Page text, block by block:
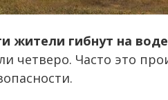
жители гибнут на
четверо. Часто это